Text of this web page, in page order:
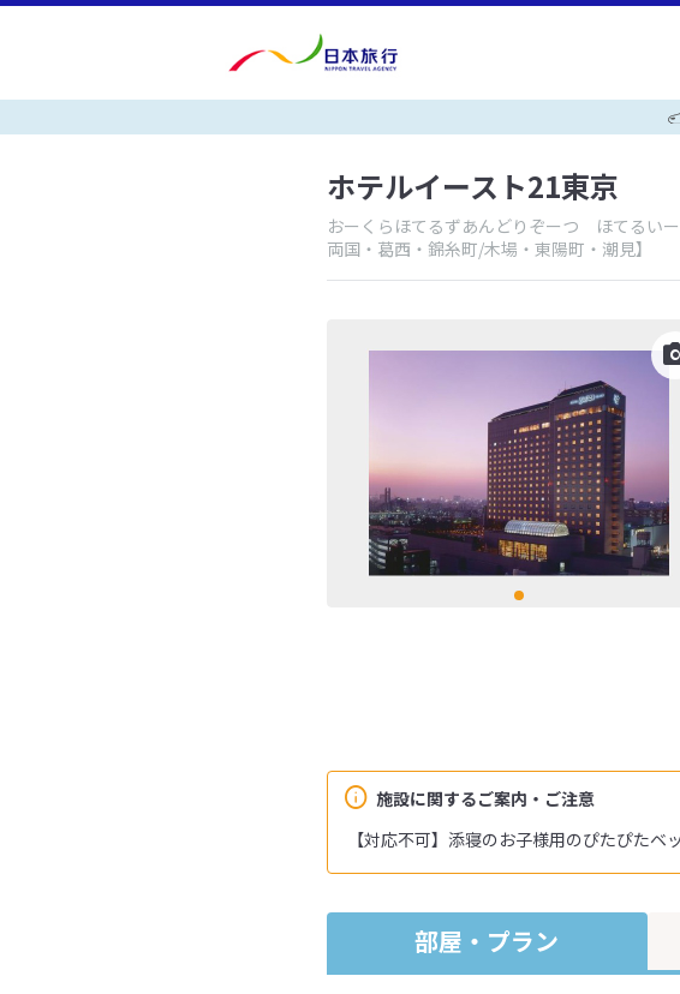
ホテルイースト21東京
おーくらほてるずあんどりぞーつ ほてるい
両国・葛西・錦糸町/木場・東陽町・潮見】
施設に関するご案内・ご注意
【対応不可】添寝のお子様用のぴたぴたベ
部屋・プラン